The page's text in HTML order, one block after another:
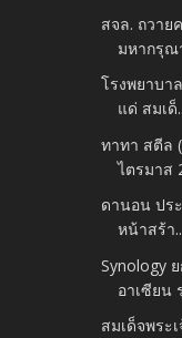
สจล. ถวาย
มหากรุณ
โรงพยาบา
แด่ สมเด็
ทาทา สตีล
ไตรมาส
ดานอน ปร
หน้าสร้า
Synology
อาเซียน
สมเด็จพระ